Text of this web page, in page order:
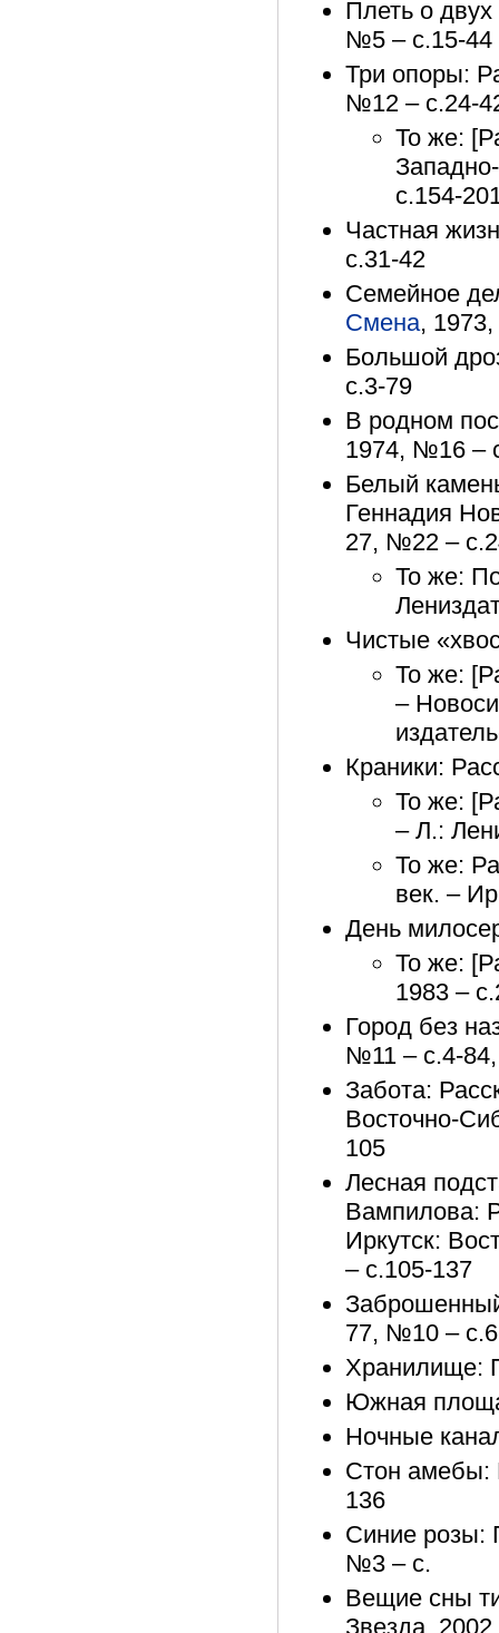
Плеть о
№5 – с.15-44
Три опоры:
№12 – с.24-
То же:
с.154-
Частная
с.31-42
Семейное
Смена,
Большой
с.3-79
В родном
1974, №16 –
Белый
Геннадия
27, №22 –
То же:
Чистые
То же:
–
Краники:
То же:
– Л.:
То же:
век. –
День
То же:
1983 –
Город без
№11 – с.4-
Забота:
Восточно-
105
Лесная
Вампилова:
Иркутск:
– с.105-137
77, №10 –
Хранилище:
Южная
Ночные
Стон амебы:
136
Синие розы:
№3 – с.
Вещие сны
Звезда,